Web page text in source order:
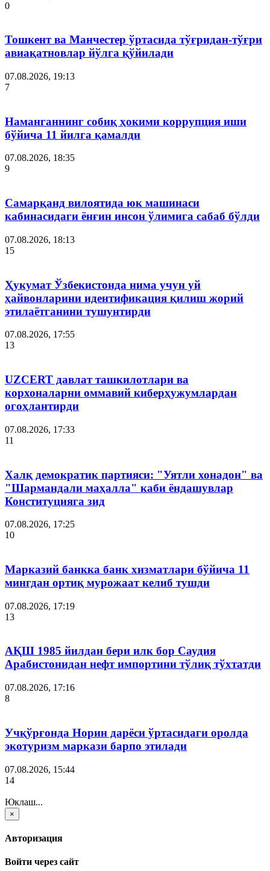
0
Тошкент ва Манчестер ўртасида тўғридан-тўғри
авиақатновлар йўлга қўйилади
07.08.2026, 19:13
7
Наманганнинг собиқ ҳокими коррупция иши
бўйича 11 йилга қамалди
07.08.2026, 18:35
9
Самарқанд вилоятида юк машинаси
кабинасидаги ёнғин инсон ўлимига сабаб бўлди
07.08.2026, 18:13
15
Ҳукумат Ўзбекистонда нима учун уй
ҳайвонларини идентификация қилиш жорий
этилаётганини тушунтирди
07.08.2026, 17:55
13
UZCERT давлат ташкилотлари ва
корхоналарни оммавий киберҳужумлардан
огоҳлантирди
07.08.2026, 17:33
11
Халқ демократик партияси: "Уятли хонадон" ва
"Шармандали маҳалла" каби ёндашувлар
Конституцияга зид
07.08.2026, 17:25
10
Марказий банкка банк хизматлари бўйича 11
мингдан ортиқ мурожаат келиб тушди
07.08.2026, 17:19
13
АҚШ 1985 йилдан бери илк бор Саудия
Арабистонидан нефт импортини тўлиқ тўхтатди
07.08.2026, 17:16
8
Учқўрғонда Норин дарёси ўртасидаги оролда
экотуризм маркази барпо этилади
07.08.2026, 15:44
14
Юклаш...
×
Авторизация
Войти через сайт